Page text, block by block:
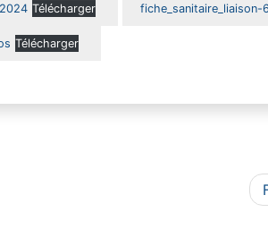
Télécharger fiche_sanitaire_liaison-6
Télécharger